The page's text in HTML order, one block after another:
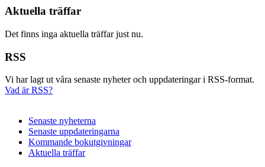
Aktuella träffar
Det finns inga aktuella träffar just nu.
RSS
Vi har lagt ut våra senaste nyheter och uppdateringar i RSS-format.
Vad är RSS?
Senaste nyheterna
Senaste uppdateringarna
Kommande bokutgivningar
Aktuella träffar